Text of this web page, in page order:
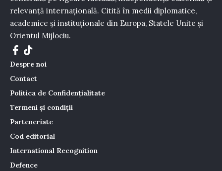
relevanță internațională. Citită în medii diplomatice,
academice și instituționale din Europa, Statele Unite și
Orientul Mijlociu.
Despre noi
Contact
Politica de Confidențialitate
Termeni și condiții
Parteneriate
Cod editorial
International Recognition
Defence